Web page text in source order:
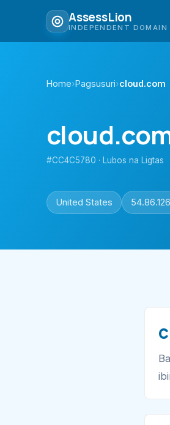
AssessLion
Home›Pagsusuri›cloud.com
#CC4C5780 · Lubos na Ligtas
United States